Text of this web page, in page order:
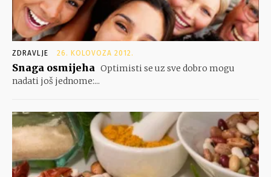
ZDRAVLJE 26. KOLOVOZA 2012.
Snaga osmijeha Optimisti se uz sve dobro mogu
nadati još jednome:...